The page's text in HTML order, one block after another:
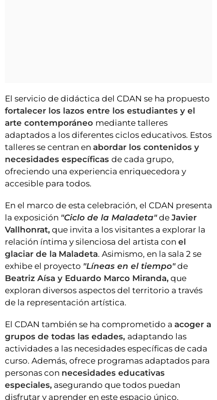
El servicio de didáctica del CDAN se ha propuesto
fortalecer los lazos entre los estudiantes y el
arte contemporáneo mediante talleres
adaptados a los diferentes ciclos educativos. Estos
talleres se centran en abordar los contenidos y
necesidades específicas de cada grupo,
ofreciendo una experiencia enriquecedora y
accesible para todos.
En el marco de esta celebración, el CDAN presenta
la exposición "Ciclo de la Maladeta"de Javier
Vallhonrat, que invita a los visitantes a explorar la
relación íntima y silenciosa del artista con el
glaciar de la Maladeta. Asimismo, en la sala 2 se
exhibe el proyecto "Líneas en el tiempo"de
Beatriz Aísa y Eduardo Marco Miranda, que
exploran diversos aspectos del territorio a través
de la representación artística.
El CDAN también se ha comprometido a acoger a
grupos de todas las edades, adaptando las
actividades a las necesidades específicas de cada
curso. Además, ofrece programas adaptados para
personas con necesidades educativas
especiales, asegurando que todos puedan
disfrutar y aprender en este espacio único.